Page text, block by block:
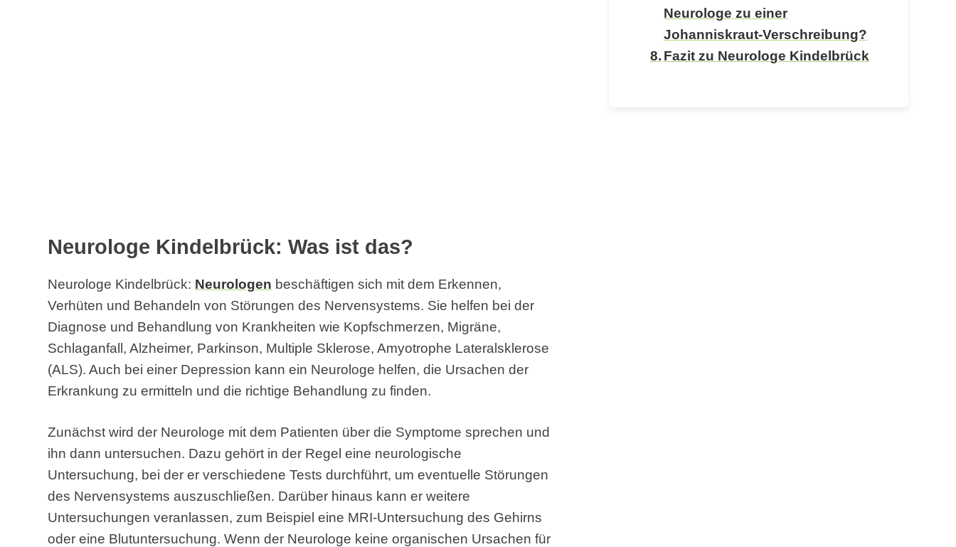
Neurologe Kindelbrück: Was ist das?
Neurologe Kindelbrück: Neurologen beschäftigen sich mit dem Erkennen,
Verhüten und Behandeln von Störungen des Nervensystems. Sie helfen bei der
Diagnose und Behandlung von Krankheiten wie Kopfschmerzen, Migräne,
Schlaganfall, Alzheimer, Parkinson, Multiple Sklerose, Amyotrophe Lateralsklerose
(ALS). Auch bei einer Depression kann ein Neurologe helfen, die Ursachen der
Erkrankung zu ermitteln und die richtige Behandlung zu finden.
Zunächst wird der Neurologe mit dem Patienten über die Symptome sprechen und
ihn dann untersuchen. Dazu gehört in der Regel eine neurologische
Untersuchung, bei der er verschiedene Tests durchführt, um eventuelle Störungen
des Nervensystems auszuschließen. Darüber hinaus kann er weitere
Untersuchungen veranlassen, zum Beispiel eine MRI-Untersuchung des Gehirns
oder eine Blutuntersuchung. Wenn der Neurologe keine organischen Ursachen für
Neurologe zu einer
Johanniskraut-Verschreibung?
Fazit zu Neurologe Kindelbrück